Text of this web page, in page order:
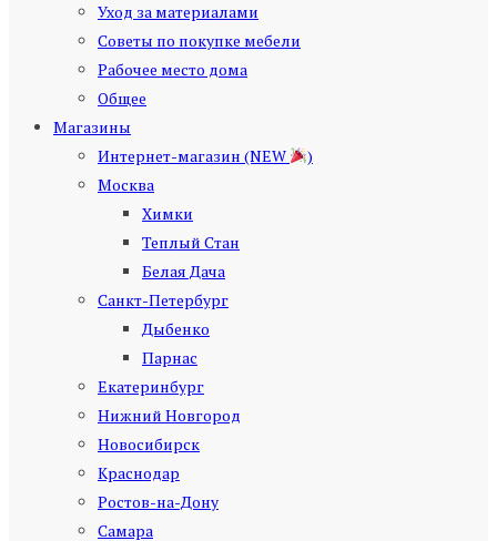
Уход за материалами
Советы по покупке мебели
Рабочее место дома
Общее
Магазины
Интернет-магазин (NEW
)
Москва
Химки
Теплый Стан
Белая Дача
Санкт-Петербург
Дыбенко
Парнас
Екатеринбург
Нижний Новгород
Новосибирск
Краснодар
Ростов-на-Дону
Самара